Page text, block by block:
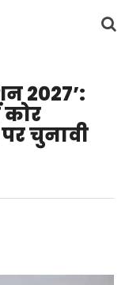
2027’:
चुनावी